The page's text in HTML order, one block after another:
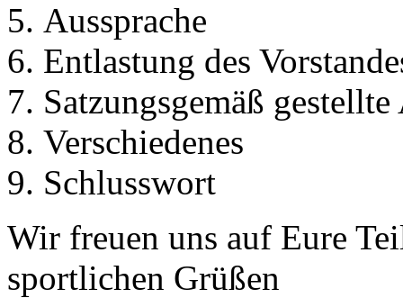
Aussprache
Entlastung des
Satzungsgemäß
Verschiedenes
Schlusswort
Wir freuen uns auf Eure
sportlichen Grüßen